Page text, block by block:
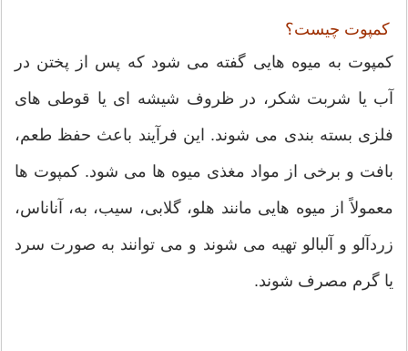
کمپوت چیست؟
کمپوت به میوه هایی گفته می شود که پس از پختن در
آب یا شربت شکر، در ظروف شیشه ای یا قوطی های
فلزی بسته بندی می شوند. این فرآیند باعث حفظ طعم،
بافت و برخی از مواد مغذی میوه ها می شود. کمپوت ها
معمولاً از میوه هایی مانند هلو، گلابی، سیب، به، آناناس،
زردآلو و آلبالو تهیه می شوند و می توانند به صورت سرد
یا گرم مصرف شوند.